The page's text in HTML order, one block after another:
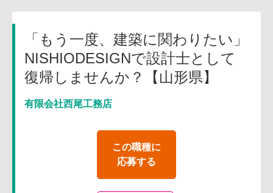
「もう一度、建築に関わりたい」
NISHIODESIGNで設計士として
復帰しませんか？【山形県】
有限会社西尾工務店
この職種に
応募する